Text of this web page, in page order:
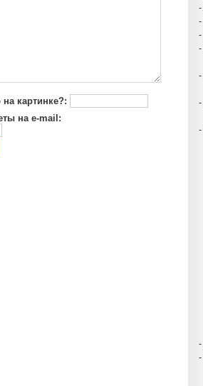
-
-
-
-
-
-
-
-
-
картинке?:
на e-mail: